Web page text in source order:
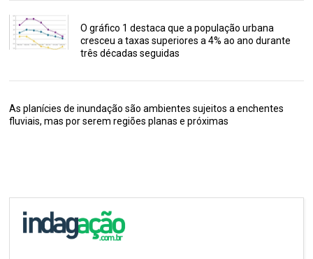
O gráfico 1 destaca que a população urbana
cresceu a taxas superiores a 4% ao ano durante
três décadas seguidas
As planícies de inundação são ambientes sujeitos a enchentes
fluviais, mas por serem regiões planas e próximas